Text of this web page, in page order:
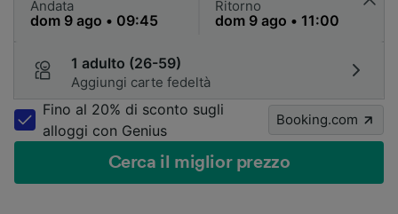
Andata Ritorno
1 adulto (26-59)
Aggiungi carte fedeltà
Fino al 20% di sconto sugli
alloggi con Genius
Booking.com
Cerca il miglior prezzo